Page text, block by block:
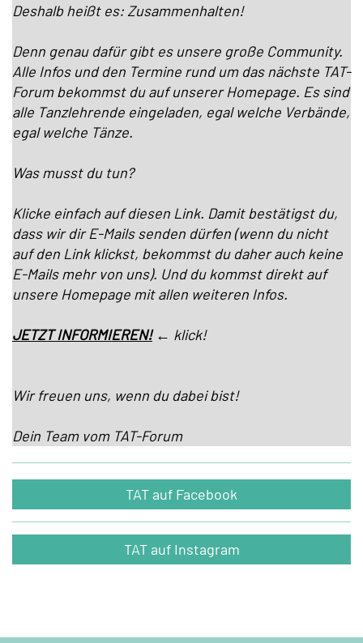
Deshalb heißt es: Zusammenhalten!
Denn genau dafür gibt es unsere große Community.
Alle Infos und den Termine rund um das nächste TAT-
Forum bekommst du auf unserer Homepage. Es sind
alle Tanzlehrende eingeladen, egal welche Verbände,
egal welche Tänze.
Was musst du tun?
Klicke einfach auf diesen Link. Damit bestätigst du,
dass wir dir E-Mails senden dürfen (wenn du nicht
auf den Link klickst, bekommst du daher auch keine
E-Mails mehr von uns). Und du kommst direkt auf
unsere Homepage mit allen weiteren Infos.
JETZT INFORMIEREN!← klick!
Wir freuen uns, wenn du dabei bist!
Dein Team vom TAT-Forum
TAT auf Facebook
TAT auf Instagram